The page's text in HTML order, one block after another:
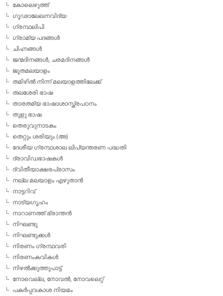
കോലെഴുത്ത്
ഗൂഢാലേഖനവിദ്യ
ഗ്രന്ഥലിപി
ഗ്രാമ്യ പദങ്ങള്‍
ചിഹ്നങ്ങള്‍
ജന്മദിനങ്ങള്‍, ചരമദിനങ്ങള്‍
ജൂതമലയാളം
തമിഴില്‍ നിന്ന് മലയാളത്തിലേക്ക്
തലശേരി ഭാഷ
താരതമ്യ ഭാഷാശാസ്ത്രപഠനം
തുളു ഭാഷ
തെരുവുനാടകം
തെറ്റും ശരിയും (അ)
ദേശീയ ഗ്രന്ഥശാല ലിപ്യന്തരണ പദ്ധതി
ദ്രാവിഡഭാഷകള്‍
ദ്വിതീയാക്ഷരപ്രാസം
നല്ല മലയാളം എഴുതാന്‍
നാട്ടറിവ്
നാട്യഗൃഹം
നാറാണത്ത് ഭ്രാന്തന്‍
നിഘണ്ടു
നിഘണ്ടുക്കള്‍
നിരണം ഗ്രന്ഥവരി
നിരണംകവികള്‍
നിഴല്‍ക്കുത്തുപാട്ട്
നോവെല്ല, നോവല്‍, നോവലെറ്റ്
പകര്‍പ്പവകാശ നിയമം